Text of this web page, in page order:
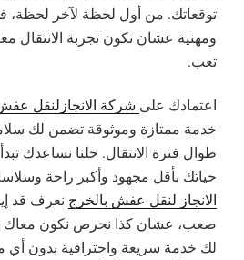
توقعاتك. من أول لحظة لآخر لحظة،
ومهنية عشان تكون تجربة الانتقال
تعب.
اعتمادك على شركة الانجازلنقل
خدمة ممتازة وموثوقة تضمن لك
طوال فترة الانتقال. خلنا نساعدك
حياتك بأقل مجهود وأكبر راحة
الانجاز لنقل عفش بالخرج نعرف قد
صعب، عشان كذا نحرص نكون معاك من
لك خدمة سريعة واحترافية بدون